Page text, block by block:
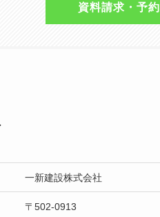
資料請求・予約
一新建設株式会社
〒502-0913